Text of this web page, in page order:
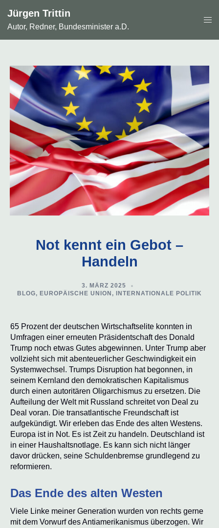
Inhalt
springen
Jürgen Trittin
Autor, Redner, Bundesminister a.D.
Not kennt ein Gebot –
Handeln
3. MÄRZ 2025
BLOG, EUROPÄISCHE UNION , INTERNATIONALE POLITIK
65 Prozent der deutschen Wirtschaftselite konnten in
Umfragen einer erneuten Präsidentschaft des Donald
Trump noch etwas Gutes abgewinnen. Unter Trump aber
vollzieht sich mit abenteuerlicher Geschwindigkeit ein
Systemwechsel. Trumps Disruption hat begonnen, in
seinem Kernland den demokratischen Kapitalismus
durch einen autoritären Oligarchismus zu ersetzen. Die
Aufteilung der Welt mit Russland schreitet von Deal zu
Deal voran. Die transatlantische Freundschaft ist
aufgekündigt. Wir erleben das Ende des alten Westens.
Europa ist in Not. Es ist Zeit zu handeln. Deutschland ist
in einer Haushaltsnotlage. Es kann sich nicht länger
davor drücken, seine Schuldenbremse grundlegend zu
reformieren.
Das Ende des alten Westen
Viele Linke meiner Generation wurden von rechts gerne
mit dem Vorwurf des Antiamerikanismus überzogen. Wir